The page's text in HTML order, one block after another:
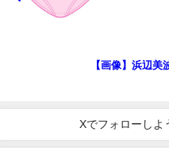
【画像】浜辺美
Xでフォローしよ